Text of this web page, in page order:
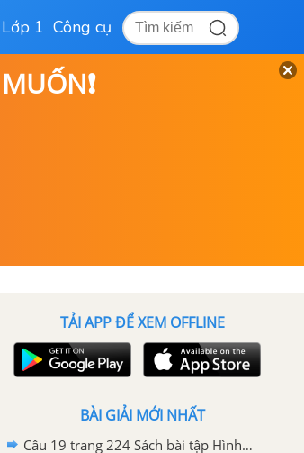
Lớp 1 Công cụ
TẢI APP ĐỂ XEM OFFLINE
BÀI GIẢI MỚI NHẤT
Câu 19 trang 224 Sách bài tập Hình học 11 Nâng cao